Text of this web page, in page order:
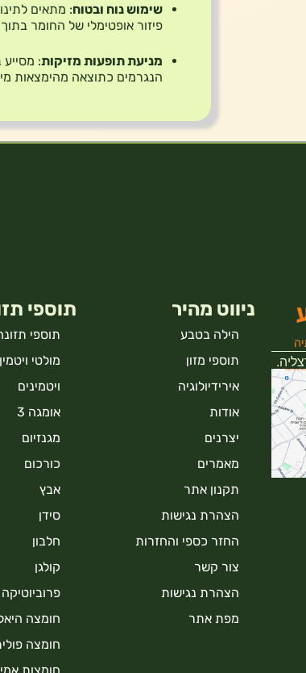
שימוש נוח ובטוח:
פיזור אופטימלי של החומר בתוך
מניעת תופעות מזיקות: מסייע
הנגרמים כתוצאה מהימצאות
ניווט מהיר
הילה בטבע
תוספי מזון
אירידיולוגיה
אודות
יצרנים
מאמרים
תקנון אתר
הצהרת נגישות
החזר כספי והחזרות
צור קשר
הצהרת נגישות
מפת אתר
תוספי
תוספי
מולטי ויטמין
ויטמינים
אומגה 3
מגנזיום
כורכום
אבץ
סידן
חלבון
קולגן
פרוביוטיקה
חומצה
חומצה